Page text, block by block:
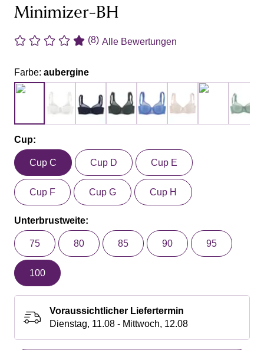
Minimizer-BH
(8) Alle Bewertungen
Farbe: aubergine
Cup:
Cup C Cup D Cup E
Cup F Cup G Cup H
Unterbrustweite:
75 80 85 90 95
100
Voraussichtlicher Liefertermin
Dienstag, 11.08 - Mittwoch, 12.08